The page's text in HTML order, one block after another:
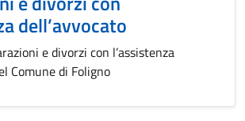
dell’avvocato
e divorzi con l’assistenza
Comune di Foligno